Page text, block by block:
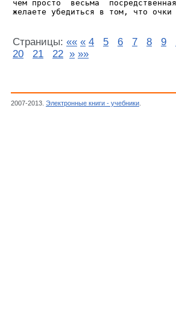
чем просто  весьма
Страницы: «« « 4 5 6 7 8 9
20
21 22 » »»
2007-2013. Электронные книги - учебники